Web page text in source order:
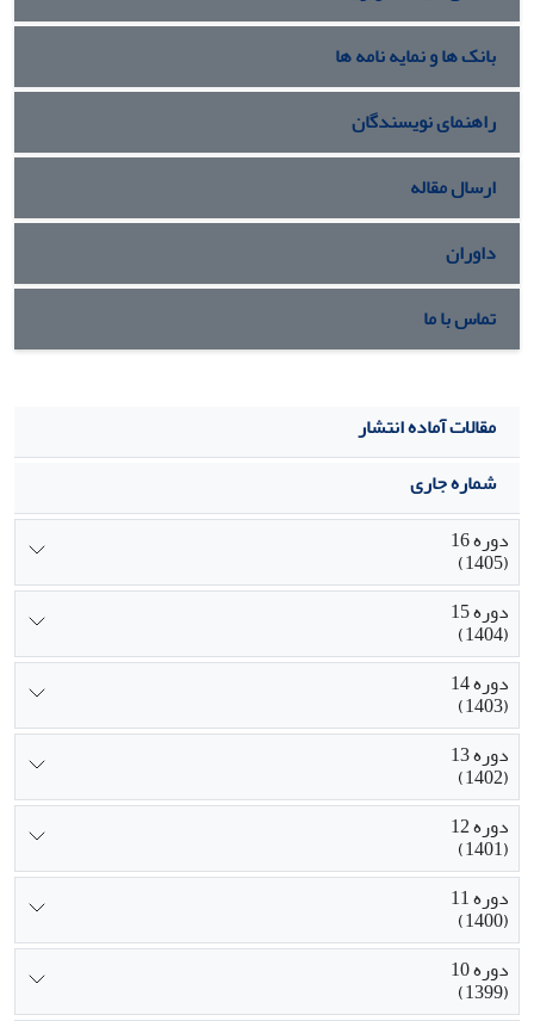
بانک ها و نمایه نامه ها
راهنمای نویسندگان
ارسال مقاله
داوران
تماس با ما
مقالات آماده انتشار
شماره جاری
دوره 16
(1405)
دوره 15
(1404)
دوره 14
(1403)
دوره 13
(1402)
دوره 12
(1401)
دوره 11
(1400)
دوره 10
(1399)